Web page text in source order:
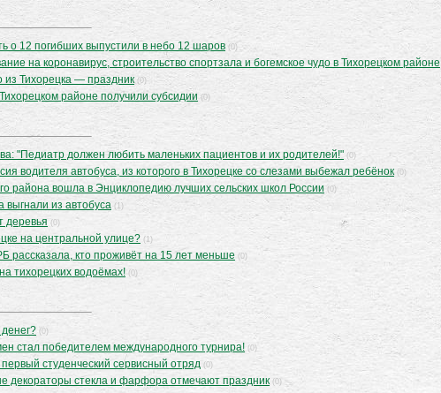
о 12 погибших выпустили в небо 12 шаров (0)
на коронавирус, строительство спортзала и богемское чудо в Тихорецком районе
из Тихорецка — праздник (0)
районе получили субсидии (0)
"Педиатр должен любить маленьких пациентов и их родителей!" (0)
водителя автобуса, из которого в Тихорецке со слезами выбежал ребёнок (0)
района вошла в Энциклопедию лучших сельских школ России (0)
выгнали из автобуса (1)
деревья (0)
на центральной улице? (1)
рассказала, кто проживёт на 15 лет меньше (0)
тихорецких водоёмах! (0)
(0)
стал победителем международного турнира! (0)
студенческий сервисный отряд (0)
декораторы стекла и фарфора отмечают праздник (0)